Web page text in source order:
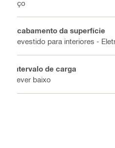
Aço
Acabamento da superfície
Revestido para interiores -
Intervalo de carga
dever baixo